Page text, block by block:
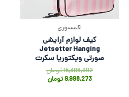
اکسسوری
کیف لوازم آرایشی
Jetsetter Hanging
صورتی ویکتوریا سکرت
15,396,902تومان
9,998,273تومان